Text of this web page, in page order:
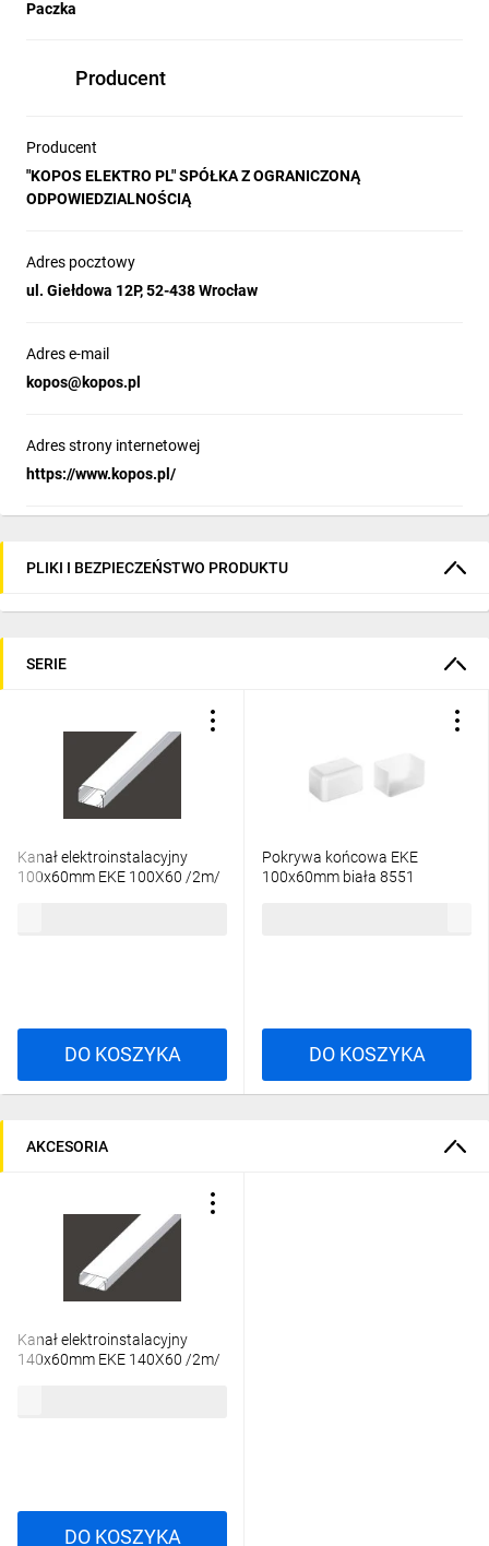
Paczka
Producent
Producent
"KOPOS ELEKTRO PL" SPÓŁKA Z OGRANICZONĄ
ODPOWIEDZIALNOŚCIĄ
Adres pocztowy
ul. Giełdowa 12P, 52-438 Wrocław
Adres e-mail
kopos@kopos.pl
Adres strony internetowej
https://www.kopos.pl/
PLIKI I BEZPIECZEŃSTWO PRODUKTU
SERIE
Kanał elektroinstalacyjny
100x60mm EKE 100X60 /2m/
DO KOSZYKA
Pokrywa końcowa EKE
100x60mm biała 8551
DO KOSZYKA
AKCESORIA
Kanał elektroinstalacyjny
140x60mm EKE 140X60 /2m/
DO KOSZYKA